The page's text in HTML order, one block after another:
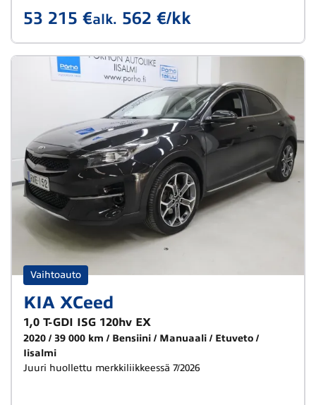
53 215 €alk. 562 €/kk
Vaihtoauto
KIA XCeed
1,0 T-GDI ISG 120hv EX
2020 39 000 km Bensiini Manuaali
Etuveto
Iisalmi
Juuri huollettu merkkiliikkeessä 7/2026